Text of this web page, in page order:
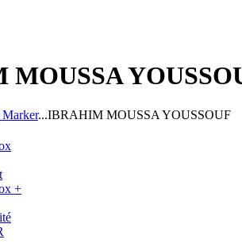
Marker...IBRAHIM MOUSSA YOUSSOUF
+